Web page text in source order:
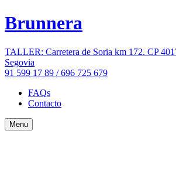
Brunnera
TALLER: Carretera de Soria km 172. CP
Segovia
91 599 17 89 / 696 725 679
FAQs
Contacto
Menu